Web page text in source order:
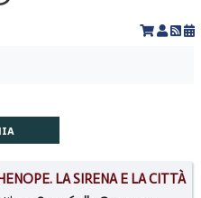
LA SIRENA E LA CITTÀ